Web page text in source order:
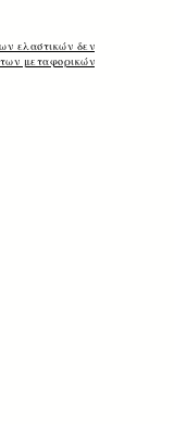
ελαστικών δεν
μεταφορικών